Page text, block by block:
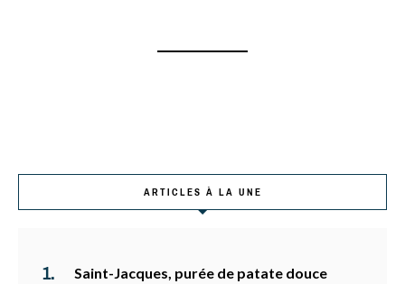
ARTICLES À LA UNE
Saint-Jacques, purée de patate douce